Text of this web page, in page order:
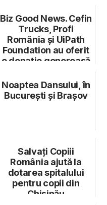
Biz Good News. Cefin
Trucks, Profi
România şi UiPath
Foundation au oferit
o donație generoasă
Noaptea Dansului, în
București și Brașov
Salvați Copiii
România ajută la
dotarea spitalului
pentru copii din
Chișinău